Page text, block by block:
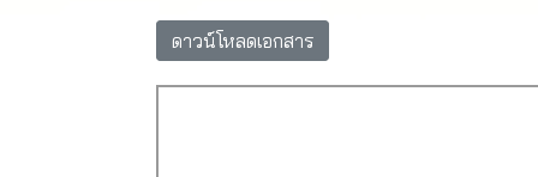
ดาวน์โหลดเอกสาร